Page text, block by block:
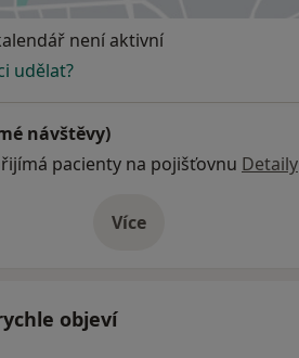
není aktivní
udělat?
návštěvy)
pacienty na pojišťovnu Detaily
Víceo adrese
objeví